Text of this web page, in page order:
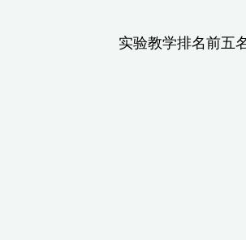
实验教学排名前五